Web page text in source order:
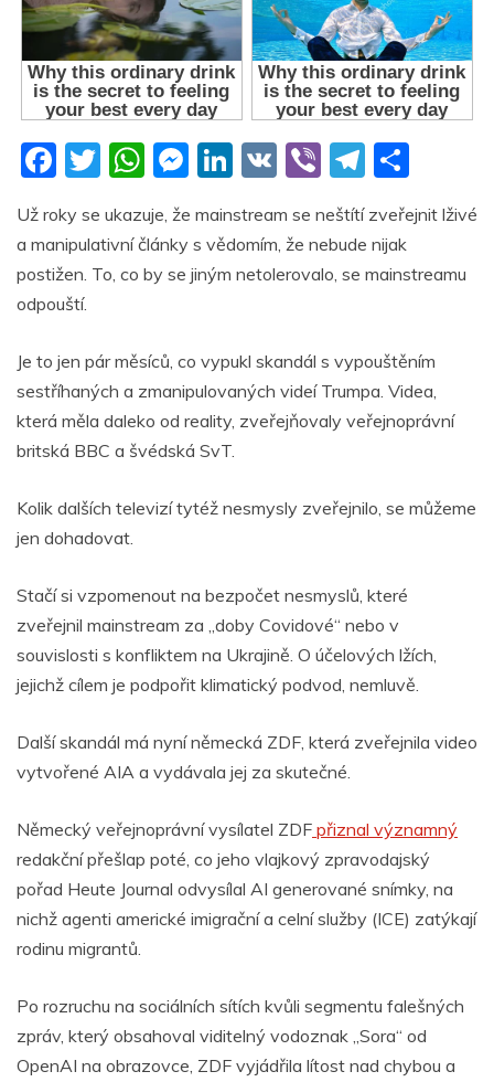
F
c
e
b
o
k
T
itt
er
W
at
s
p
M
ss
e
er
Li
k
e
V
Vi
b
er
T
e
gr
ar
e
Už roky se ukazuje, že mainstream se neštítí zveřejnit lživé
a manipulativní články s vědomím, že nebude nijak
postižen. To, co by se jiným netolerovalo, se mainstreamu
odpouští.
Je to jen pár měsíců, co vypukl skandál s vypouštěním
sestříhaných a zmanipulovaných videí Trumpa. Videa,
která měla daleko od reality, zveřejňovaly veřejnoprávní
britská BBC a švédská SvT.
Kolik dalších televizí tytéž nesmysly zveřejnilo, se můžeme
jen dohadovat.
Stačí si vzpomenout na bezpočet nesmyslů, které
zveřejnil mainstream za „doby Covidové“ nebo v
souvislosti s konfliktem na Ukrajině. O účelových lžích,
jejichž cílem je podpořit klimatický podvod, nemluvě.
Další skandál má nyní německá ZDF, která zveřejnila video
vytvořené AIA a vydávala jej za skutečné.
Německý veřejnoprávní vysílatel ZDF přiznal významný
redakční přešlap poté, co jeho vlajkový zpravodajský
pořad Heute Journal odvysílal AI generované snímky, na
nichž agenti americké imigrační a celní služby (ICE) zatýkají
rodinu migrantů.
Po rozruchu na sociálních sítích kvůli segmentu falešných
zpráv, který obsahoval viditelný vodoznak „Sora“ od
OpenAI na obrazovce, ZDF vyjádřila lítost nad chybou a